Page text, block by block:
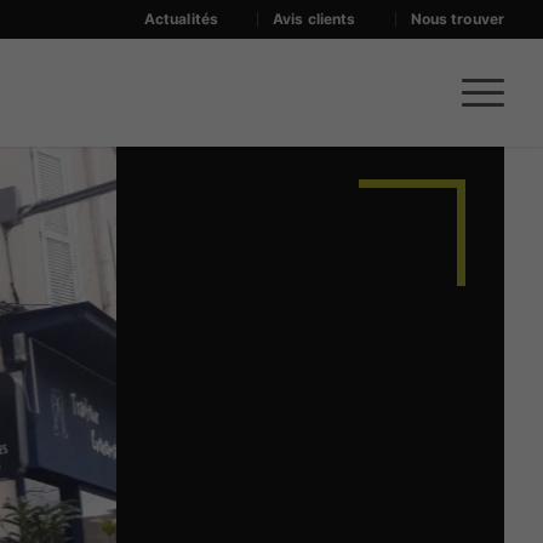
Actualités Avis clients Nous trouver